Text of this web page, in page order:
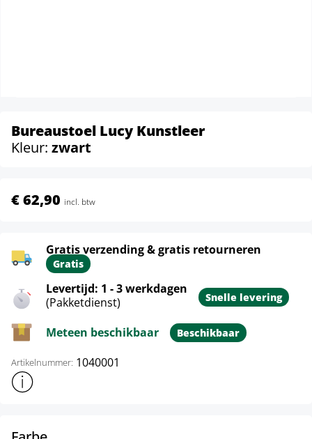
Bureaustoel Lucy Kunstleer
Kleur: zwart
€ 62,90 incl. btw
Gratis verzending & gratis retourneren
Gratis
Levertijd: 1 - 3 werkdagen
(Pakketdienst)
Snelle levering
Meteen beschikbaar Beschikbaar
Artikelnummer: 1040001
Toon meer productinformatie